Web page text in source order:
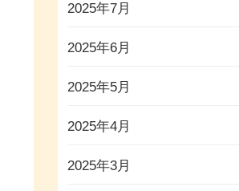
2025年7月
2025年6月
2025年5月
2025年4月
2025年3月